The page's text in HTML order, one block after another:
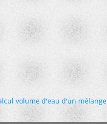
volume d'eau d'un mélange